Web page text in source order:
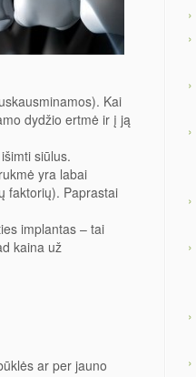
Kai
dydžio ertmė ir į ją
siūlus.
yra labai
faktorių). Paprastai
implantas – tai
kaina už
ar per jauno